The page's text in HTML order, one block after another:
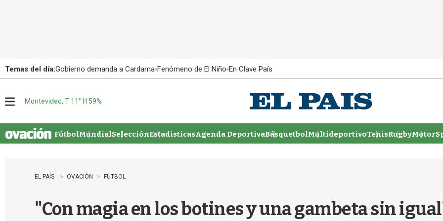
Temas del día:Gobierno demanda a Cardama Fenómeno de El Niño En Clave País
u
Montevideo, T 11° H 59%
FútbolMundialSelecciónEstadisticasAgenda DeportivaBásquetbolMultideportivoTenisRugby
EL PAÍS OVACIÓN FÚTBOL
"Con magia en los botines y una gambeta sin